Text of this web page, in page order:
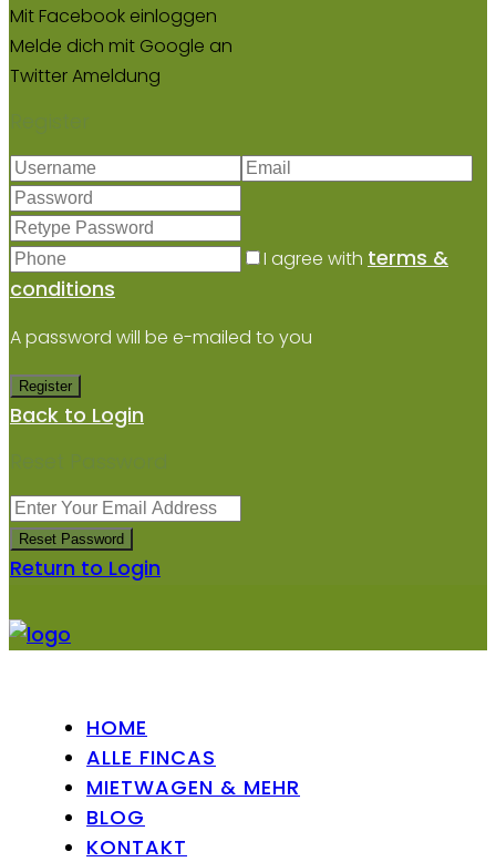
Mit Facebook einloggen
Melde dich mit Google an
Twitter Ameldung
Register
I agree with terms &
conditions
A password will be e-mailed to you
Register
Back to Login
Reset Password
Reset Password
Return to Login
HOME
ALLE FINCAS
MIETWAGEN & MEHR
BLOG
KONTAKT